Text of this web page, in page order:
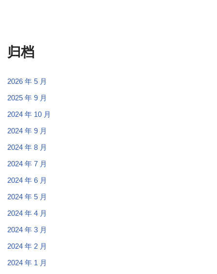
归档
2026 年 5 月
2025 年 9 月
2024 年 10 月
2024 年 9 月
2024 年 8 月
2024 年 7 月
2024 年 6 月
2024 年 5 月
2024 年 4 月
2024 年 3 月
2024 年 2 月
2024 年 1 月